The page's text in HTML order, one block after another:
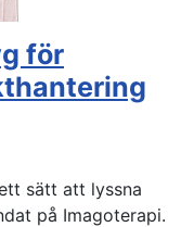
för
sätt att lyssna
på Imagoterapi.